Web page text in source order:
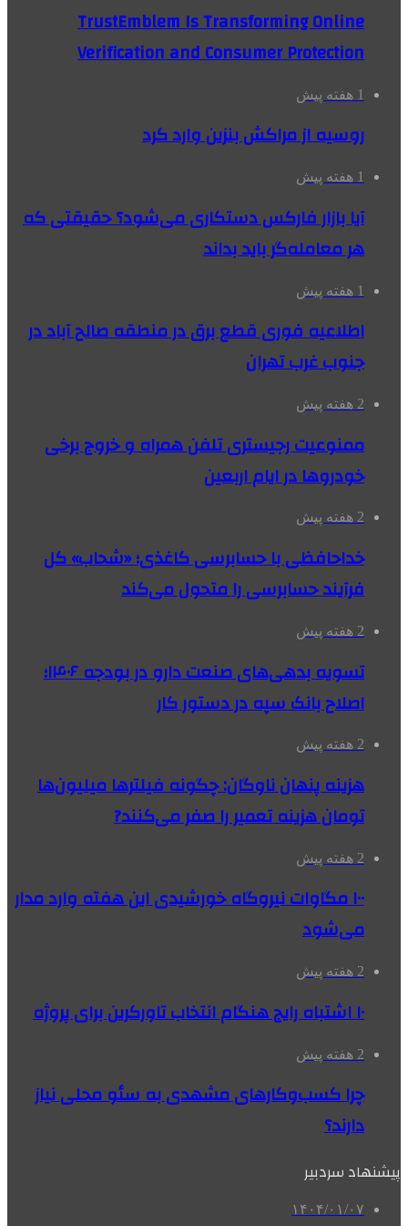
TrustEmblem Is Transforming Online
Verification and Consumer Protection
1 هفته پیش
روسیه از مراکش بنزین وارد کرد
1 هفته پیش
آیا بازار فارکس دستکاری می‌شود؟ حقیقتی که
هر معامله‌گر باید بداند
1 هفته پیش
اطلاعیه فوری قطع برق در منطقه صالح آباد در
جنوب غرب تهران
2 هفته پیش
ممنوعیت رجیستری تلفن همراه و خروج برخی
خودروها در ایام اربعین
2 هفته پیش
خداحافظی با حسابرسی کاغذی؛ «شحاب» کل
فرآیند حسابرسی را متحول می‌کند
2 هفته پیش
تسویه بدهی‌های صنعت دارو در بودجه ۱۴۰۶؛
اصلاح بانک سپه در دستور کار
2 هفته پیش
هزینه پنهان ناوگان: چگونه فیلترها میلیون‌ها
تومان هزینه تعمیر را صفر می‌کنند?
2 هفته پیش
۱۰۰ مگاوات نیروگاه‌ خورشیدی این هفته وارد مدار
می‌شود
2 هفته پیش
۱۰ اشتباه رایج هنگام انتخاب تاورکرین برای پروژه
2 هفته پیش
چرا کسب‌وکارهای مشهدی به سئو محلی نیاز
دارند؟
پیشنهاد سردبیر
۱۴۰۴/۰۱/۰۷